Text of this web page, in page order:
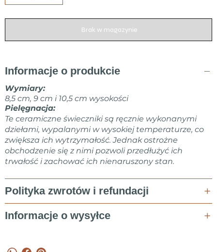
Brak w magazynie
Informacje o produkcie
Wymiary:
8,5 cm, 9 cm i 10,5 cm wysokości
Pielęgnacja:
Te ceramiczne świeczniki są ręcznie wykonanymi
dziełami, wypalanymi w wysokiej temperaturze, co
zwiększa ich wytrzymałość. Jednak ostrożne
obchodzenie się z nimi pozwoli przedłużyć ich
trwałość i zachować ich nienaruszony stan.
Polityka zwrotów i refundacji
Informacje o wysyłce